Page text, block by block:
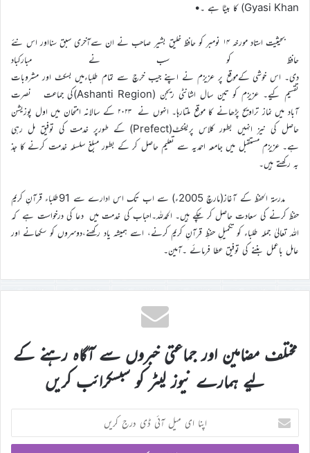
Gyasi Khan) کا بیٹا ہے ۔•
بحیثیت استاد مورخہ ۱۴ نومبر کو حافظ خلیق بشیر صاحب نے ان سےآخری سبق سنااور اس نئے
حافظ کو سب نے مبارکباد
دی۔ اس خوشی کےموقع پر عزیزم نے اپنے جیب خرچ سے تمام طلباءمیں بسکٹ اور مشروبات
تقسیم کیے۔ عزیزم کو تین سال اشانٹی ریجن (Ashanti Region)کی جماعت نصرت
آباد میں نماز تراویح پڑھانے کا موقع ملتارہا۔ انہوں نے ۲۰۲۳ کے سالانہ امتحان میں اول پوزیشن
حاصل کی نیز انہیں بطور کلاس پریفکٹ(Prefect) کے طورپر خدمت کی توفیق مل رہی
ہے۔ عزیزم مستقبل میں جامعہ احمدیہ سے تعلیم حاصل کر کے بطور مبلغ سلسلہ خدمت کرنے کا جذ
بہ رکھتے ہیں۔
مدرسۃ الحفظ کے آغاز(مارچ 2005ء) سے اب تک اس ادارے سے 91طلباء قرآنِ کریم
حفظ کرنے کی سعادت حاصل کر چکے ہیں۔ الحمدللہ۔احباب کی خدمت میں دعا کی درخواست ہے کہ
اللہ تعالیٰ جملہ طلباء کو تکمیلِ حفظِ قرآنِ کریم کرنے، اسے ہمیشہ یاد رکھنے،دوسروں کو سکھانے اور
عامل باعمل بننے کی توفیق عطا فرمائے ۔آمین۔
مختلف مضامین اور جماعتی خبروں سے آگاہ رہنے کے
لیے ہمارے نیوز لیٹر کو سبسکرائب کریں
اپنا
ای
میل